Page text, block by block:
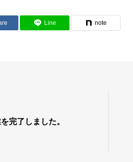
Line note
完了しました。